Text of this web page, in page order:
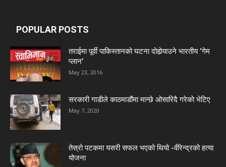
POPULAR POSTS
तराईमा पूर्वी पाकिस्तानको घटना दोहोर्‍याउने भारतीय ‘गेम
प्लान’
May 23, 2016
सरकारी गाडीले काठमाडौंमा मान्छे ओसारिदै गरेकाे भेटिए
May 7, 2020
तेस्रो पटकमा यसरी सफल भएको थियो -वीरेन्द्रको हत्या
योजना